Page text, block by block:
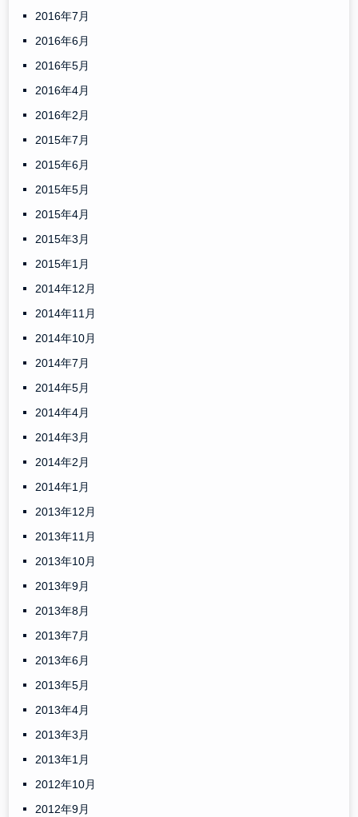
2016年7月
2016年6月
2016年5月
2016年4月
2016年2月
2015年7月
2015年6月
2015年5月
2015年4月
2015年3月
2015年1月
2014年12月
2014年11月
2014年10月
2014年7月
2014年5月
2014年4月
2014年3月
2014年2月
2014年1月
2013年12月
2013年11月
2013年10月
2013年9月
2013年8月
2013年7月
2013年6月
2013年5月
2013年4月
2013年3月
2013年1月
2012年10月
2012年9月